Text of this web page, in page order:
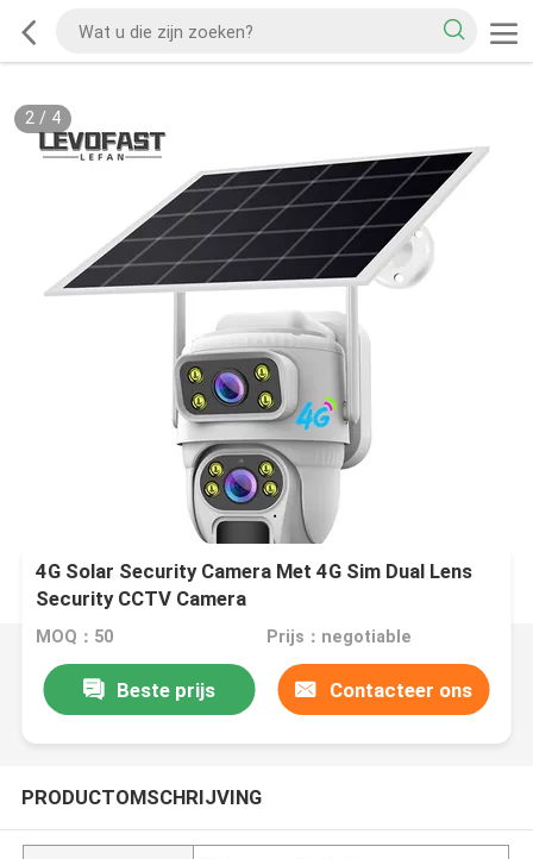
2/ 4
4G Solar Security Camera Met 4G Sim Dual Lens
Security CCTV Camera
MOQ：50 Prijs：negotiable
Beste prijs Contacteer ons
PRODUCTOMSCHRIJVING